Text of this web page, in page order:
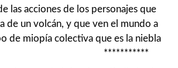
las acciones de los personajes que
de un volcán, y que ven el mundo a
de miopía colectiva que es la niebla
***********